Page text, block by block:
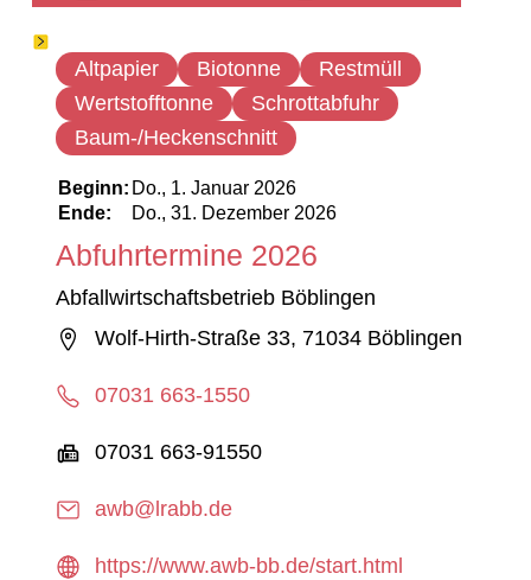
20 Ergebnisse gefunden
Beginn: Do., 1. Januar 2026
Ende:
Do., 31. Dezember 2026
Abfuhrtermine 2026
Abfallwirtschaftsbetrieb Böblingen
Wolf-Hirth-Straße 33, 71034 Böblingen
07031 663-1550
07031 663-91550
awb@lrabb.de
https://www.awb-bb.de/start.html
Altpapier Biotonne
Restmüll
Wertstofftonne
Schrottabfuhr
Baum-/Heckenschnitt